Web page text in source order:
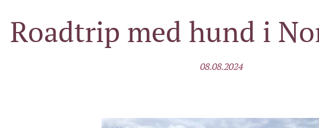
Roadtrip med hund i
08.08.2024